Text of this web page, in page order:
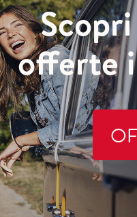
offerte